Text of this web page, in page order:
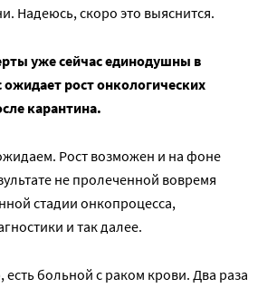
Надеюсь, скоро это выяснится.
уже сейчас единодушны в
ожидает рост онкологических
карантина.
Рост возможен и на фоне
не пролеченной вовремя
стадии онкопроцесса,
и так далее.
есть больной с раком крови. Два раза